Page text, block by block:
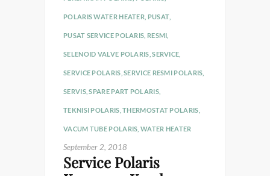
POLARIS WATER HEATER PUSAT
PUSAT SERVICE POLARIS RESMI
SELENOID VALVE POLARIS ,SERVICE
SERVICE POLARIS ,SERVICE RESMI POLARIS
SERVIS,SPARE PART POLARIS,
TEKNISI POLARIS ,THERMOSTAT POLARIS
VACUM TUBE POLARIS ,WATER HEATER
September 2, 2018
Service Polaris